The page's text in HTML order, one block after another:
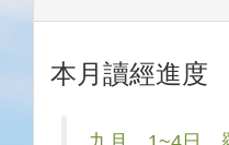
本月讀經進度